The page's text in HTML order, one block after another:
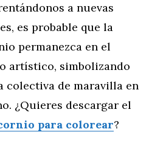
a nuevas
es probable que la
permanezca en el
artístico, simbolizando
colectiva de maravilla en
¿Quieres descargar el
para colorear?